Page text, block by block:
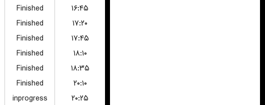
Finished
۱۶:۴۵
Finished
۱۷:۲۰
Finished
۱۷:۴۵
Finished
۱۸:۱۰
Finished
۱۸:۳۵
Finished
۲۰:۱۰
inprogress
۲۰:۲۵